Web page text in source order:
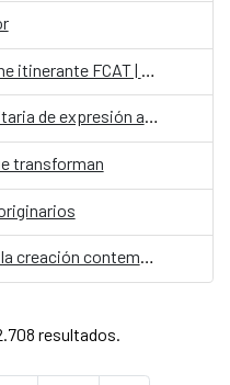
ACERCA África VIII Ciclo de cine itinerante FCAT | AECID
Sin Filtro - Plataforma comunitaria de expresión artística
transforman
Residencia artística afro para la creación contemporánea colaborativa con comunidades garífunas
resultados.